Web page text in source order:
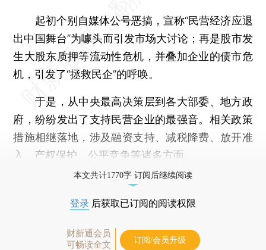
起初个别自媒体公号恶搞，宣称“民营经济应退
出中国舞台”为噱头而引发市场大讨论；再是股市发
生大股东质押等流动性危机，并叠加企业的债市危
机，引发了“拯救民企”的呼唤。
于是，从中央最高决策层到各大部委、地方政
府，纷纷发出了支持民营企业的最强音。相关政策
措施相继落地，涉及融资支持、减税降费、放开准
入、产权保护、公平竞争等诸多方面。
本文共计1770字 订阅后继续阅读
登录 后获取已订阅的阅读权限
财新通会员
可畅读全文
订阅/会员升级